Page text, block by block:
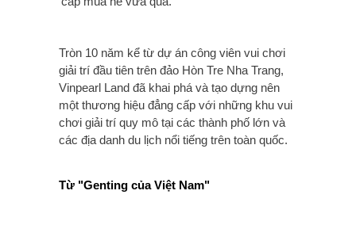
Tròn 10 năm kể từ dự án công viên vui chơi
giải trí đầu tiên trên đảo Hòn Tre Nha Trang,
Vinpearl Land đã khai phá và tạo dựng nên
một thương hiệu đẳng cấp với những khu vui
chơi giải trí quy mô tại các thành phố lớn và
các địa danh du lịch nổi tiếng trên toàn quốc.
Từ "Genting của Việt Nam"